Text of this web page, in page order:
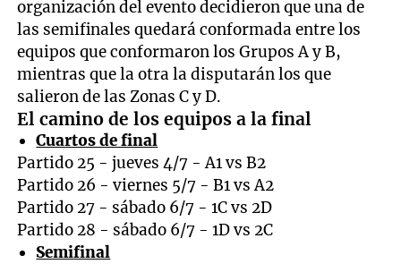
organización del evento decidieron que una de
las semifinales quedará conformada entre los
equipos que conformaron los Grupos A y B,
mientras que la otra la disputarán los que
salieron de las Zonas C y D.
El camino de los equipos a la final
Cuartos de final
Partido 25 - jueves 4/7 - A1 vs B2
Partido 26 - viernes 5/7 - B1 vs A2
Partido 27 - sábado 6/7 - 1C vs 2D
Partido 28 - sábado 6/7 - 1D vs 2C
Semifinal